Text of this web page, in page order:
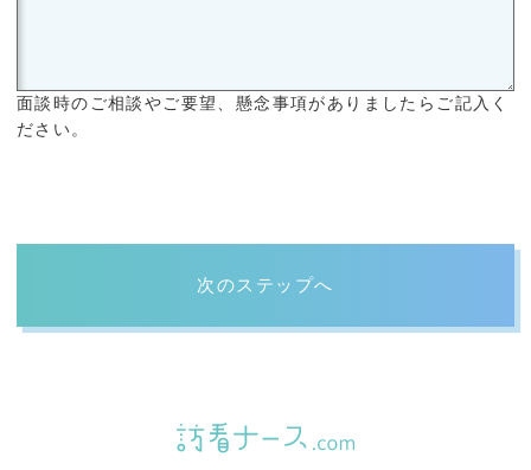
面談時のご相談やご要望、懸念事項がありましたらご記入く
ださい。
次のステップへ